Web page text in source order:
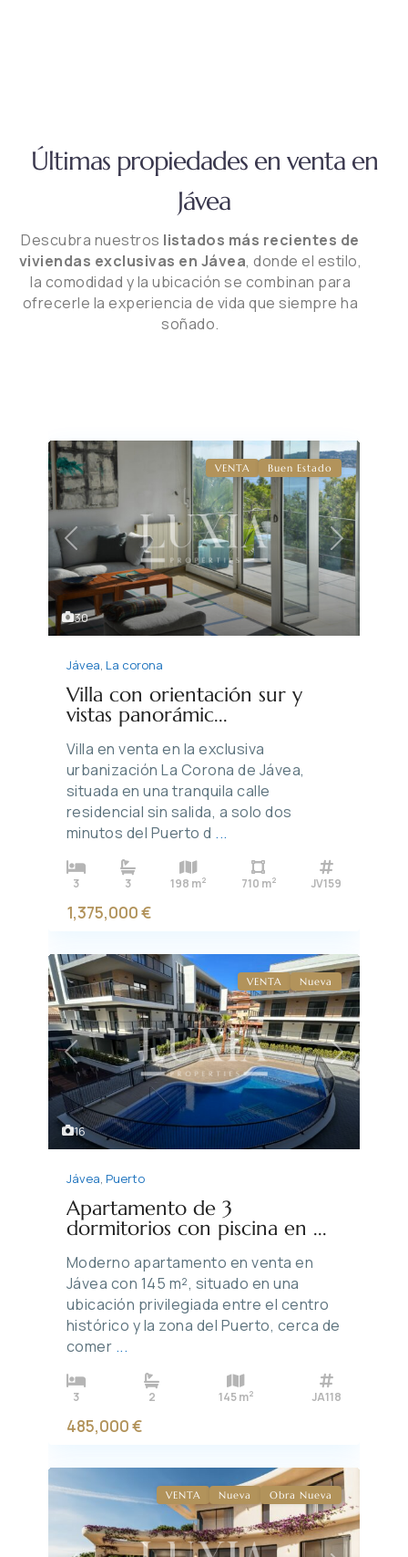
Últimas propiedades en venta en
Jávea
Descubra nuestros listados más recientes de
viviendas exclusivas en Jávea, donde el estilo,
la comodidad y la ubicación se combinan para
ofrecerle la experiencia de vida que siempre ha
soñado.
30
Previous Next
VENTA Buen Estado
Jávea, La corona
Villa con orientación sur y
vistas panorámic...
Villa en venta en la exclusiva
urbanización La Corona de Jávea,
situada en una tranquila calle
residencial sin salida, a solo dos
minutos del Puerto d ...
3 3 198 m2 710 m2 JV159
1,375,000 €
16
Previous Next
VENTA Nueva
Jávea, Puerto
Apartamento de 3
dormitorios con piscina en ...
Moderno apartamento en venta en
Jávea con 145 m², situado en una
ubicación privilegiada entre el centro
histórico y la zona del Puerto, cerca de
comer ...
3 2 145 m2 JA118
485,000 €
VENTA Nueva Obra Nueva